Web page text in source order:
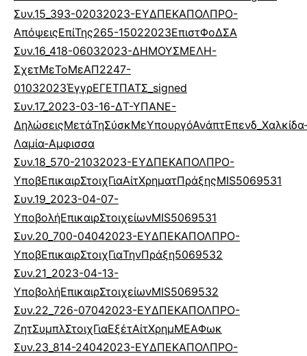
Συν.15_393-02032023-ΕΥΔΠΕΚΑΠΟΛΠΡΟ-
ΑπόψειςΕπίΤης265-15022023ΕπιστΦοΔΣΑ
Συν.16_418-06032023-ΔΗΜΟΥΣΜΕΛΗ-
ΣχετΜεΤοΜεΑΠ2247-
01032023ΈγγρΕΓΕΤΠΑΤΣ_signed
Συν.17_2023-03-16-ΔΤ-ΥΠΑΝΕ-
Λαμία-Αμφισσα
Συν.18_570-21032023-ΕΥΔΠΕΚΑΠΟΛΠΡΟ-
ΥποβΕπικαιρΣτοιχΓιαΑίτΧρηματΠράξηςMIS5069531
Συν.19_2023-04-07-
ΥποβολήΕπικαιρΣτοιχείωνMIS5069531
Συν.20_700-04042023-ΕΥΔΠΕΚΑΠΟΛΠΡΟ-
ΥποβΕπικαιρΣτοιχΓιαΤηνΠράξη5069532
Συν.21_2023-04-13-
ΥποβολήΕπικαιρΣτοιχείωνMIS5069532
Συν.22_726-07042023-ΕΥΔΠΕΚΑΠΟΛΠΡΟ-
ΖητΣυμπλΣτοιχΓιαΕξέτΑίτΧρημΜΕΑΦωκ
Συν.23_814-24042023-ΕΥΔΠΕΚΑΠΟΛΠΡΟ-